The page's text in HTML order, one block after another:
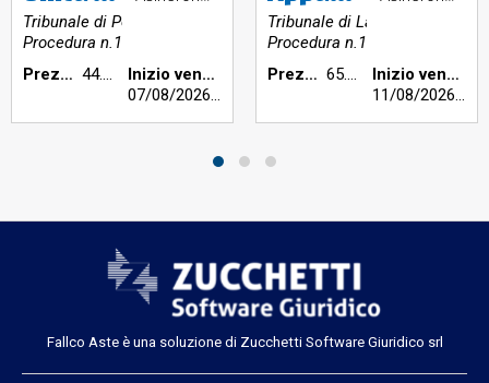
Tribunale di Perugia
Procedura n.155/2023
Prezzo base €:
Inizio vendita:
Tribunale di Latina
Procedura n.173/2024
Prezzo base €:
Inizio vendita:
Fallco Aste è una soluzione di Zucchetti Software Giuridico srl